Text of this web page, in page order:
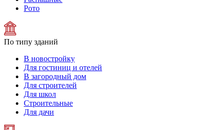
Рото
По типу зданий
В новостройку
Для гостиниц и отелей
В загородный дом
Для строителей
Для школ
Строительные
Для дачи